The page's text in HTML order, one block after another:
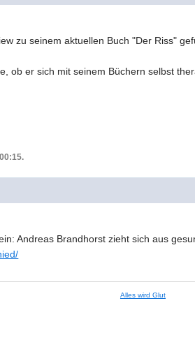
zu seinem aktuellen Buch "Der Riss"
ob er sich mit seinem Büchern selbst
Andreas Brandhorst zieht sich aus
Alles wird Glut